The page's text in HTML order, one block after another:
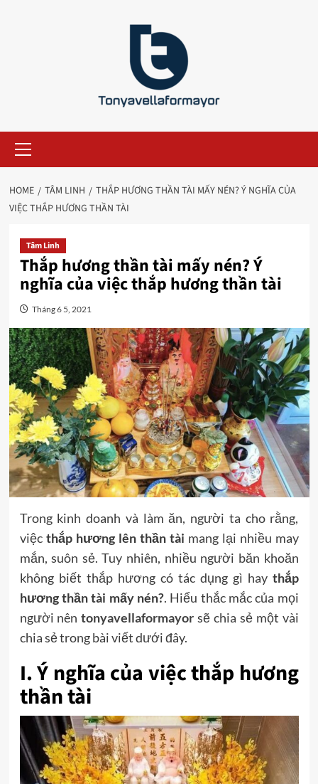
Menu
HOME TÂM LINH
THẮP HƯƠNG THẦN TÀI MẤY NÉN? Ý NGHĨA CỦA
VIỆC THẮP HƯƠNG THẦN TÀI
Tâm Linh
Thắp hương thần tài mấy nén? Ý
nghĩa của việc thắp hương thần tài
Tháng 6 5, 2021
Trong kinh doanh và làm ăn, người ta cho rằng,
việc thắp hương lên thần tài mang lại nhiều may
mắn, suôn sẻ. Tuy nhiên, nhiều người băn khoăn
không biết thắp hương có tác dụng gì haythắp
hương thần tài mấy nén?. Hiểu thắc mắc của mọi
người nêntonyavellaformayor sẽ chia sẻ một vài
chia sẻ trong bài viết dưới đây.
I. Ý nghĩa của việc thắp hương
thần tài